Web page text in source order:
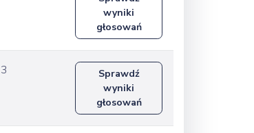
wyniki
głosowań
3
Sprawdź
wyniki
głosowań